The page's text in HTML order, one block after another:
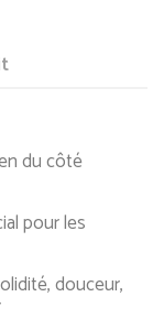
du côté
pour les
douceur,